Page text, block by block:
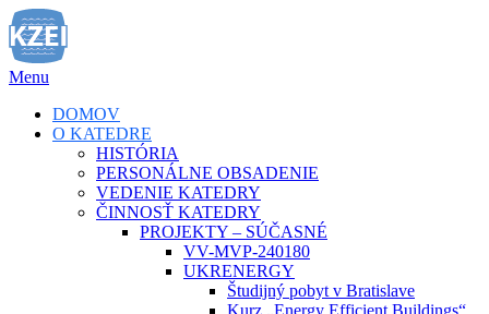
Prejsť
na
obsah
Menu
DOMOV
O KATEDRE
HISTÓRIA
PERSONÁLNE OBSADENIE
VEDENIE KATEDRY
ČINNOSŤ KATEDRY
PROJEKTY – SÚČASNÉ
VV-MVP-240180
UKRENERGY
Študijný pobyt v Bratislave
Kurz „Energy Efficient Buildings“